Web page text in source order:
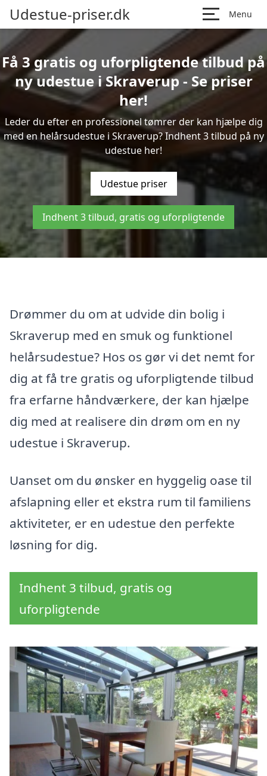
Udestue-priser.dk Menu
Få 3 gratis og uforpligtende tilbud på
ny udestue i Skraverup - Se priser
her!
Leder du efter en professionel tømrer der kan hjælpe dig
med en helårsudestue i Skraverup? Indhent 3 tilbud på ny
udestue her!
Udestue priser
Indhent 3 tilbud, gratis og uforpligtende
Drømmer du om at udvide din bolig i
Skraverup med en smuk og funktionel
helårsudestue? Hos os gør vi det nemt for
dig at få tre gratis og uforpligtende tilbud
fra erfarne håndværkere, der kan hjælpe
dig med at realisere din drøm om en ny
udestue i Skraverup.
Uanset om du ønsker en hyggelig oase til
afslapning eller et ekstra rum til familiens
aktiviteter, er en udestue den perfekte
løsning for dig.
Indhent 3 tilbud, gratis og
uforpligtende